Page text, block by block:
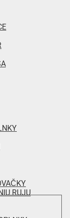
RUJU